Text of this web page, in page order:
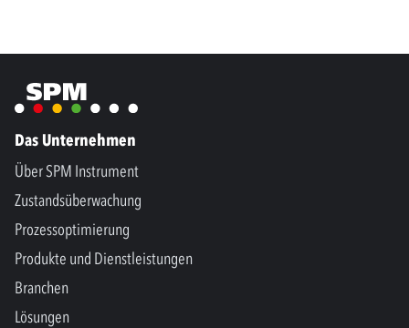
Das Unternehmen
Über SPM Instrument
Zustandsüberwachung
Prozessoptimierung
Produkte und Dienstleistungen
Branchen
Lösungen